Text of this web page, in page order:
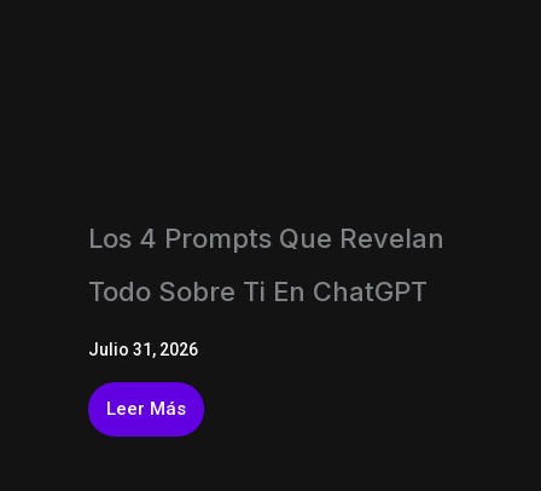
Los 4 Prompts Que Revelan
Todo Sobre Ti En ChatGPT
Julio 31, 2026
Leer Más